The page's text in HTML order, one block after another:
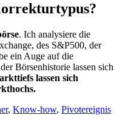
. Ich analysiere die
des S&P500, der
ein Auge auf die
Börsenhistorie lassen sich
lassen sich
, Know-how, Pivotereignis